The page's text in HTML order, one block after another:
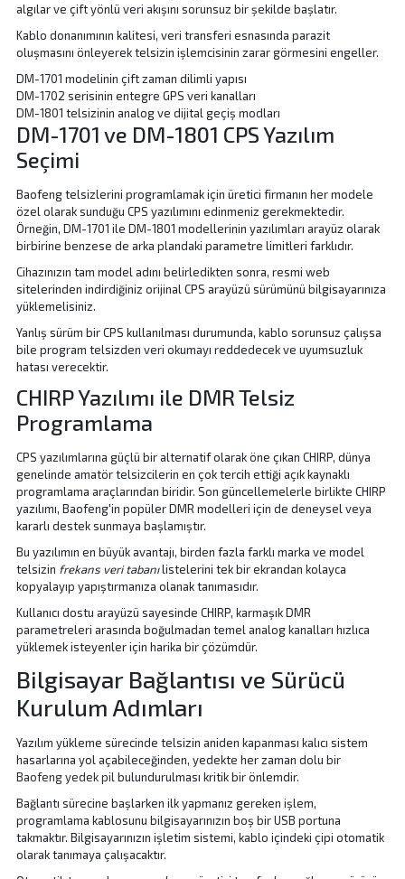
algılar ve çift yönlü veri akışını sorunsuz bir şekilde başlatır.
Kablo donanımının kalitesi, veri transferi esnasında parazit
oluşmasını önleyerek telsizin işlemcisinin zarar görmesini engeller.
DM-1701 modelinin çift zaman dilimli yapısı
DM-1702 serisinin entegre GPS veri kanalları
DM-1801 telsizinin analog ve dijital geçiş modları
DM-1701 ve DM-1801 CPS Yazılım
Seçimi
Baofeng telsizlerini programlamak için üretici firmanın her modele
özel olarak sunduğu CPS yazılımını edinmeniz gerekmektedir.
Örneğin, DM-1701 ile DM-1801 modellerinin yazılımları arayüz olarak
birbirine benzese de arka plandaki parametre limitleri farklıdır.
Cihazınızın tam model adını belirledikten sonra, resmi web
sitelerinden indirdiğiniz orijinal CPS arayüzü sürümünü bilgisayarınıza
yüklemelisiniz.
Yanlış sürüm bir CPS kullanılması durumunda, kablo sorunsuz çalışsa
bile program telsizden veri okumayı reddedecek ve uyumsuzluk
hatası verecektir.
CHIRP Yazılımı ile DMR Telsiz
Programlama
CPS yazılımlarına güçlü bir alternatif olarak öne çıkan CHIRP, dünya
genelinde amatör telsizcilerin en çok tercih ettiği açık kaynaklı
programlama araçlarından biridir. Son güncellemelerle birlikte CHIRP
yazılımı, Baofeng'in popüler DMR modelleri için de deneysel veya
kararlı destek sunmaya başlamıştır.
Bu yazılımın en büyük avantajı, birden fazla farklı marka ve model
telsizin frekans veri tabanılistelerini tek bir ekrandan kolayca
kopyalayıp yapıştırmanıza olanak tanımasıdır.
Kullanıcı dostu arayüzü sayesinde CHIRP, karmaşık DMR
parametreleri arasında boğulmadan temel analog kanalları hızlıca
yüklemek isteyenler için harika bir çözümdür.
Bilgisayar Bağlantısı ve Sürücü
Kurulum Adımları
Yazılım yükleme sürecinde telsizin aniden kapanması kalıcı sistem
hasarlarına yol açabileceğinden, yedekte her zaman dolu bir
Baofeng yedek pil bulundurulması kritik bir önlemdir.
Bağlantı sürecine başlarken ilk yapmanız gereken işlem,
programlama kablosunu bilgisayarınızın boş bir USB portuna
takmaktır. Bilgisayarınızın işletim sistemi, kablo içindeki çipi otomatik
olarak tanımaya çalışacaktır.